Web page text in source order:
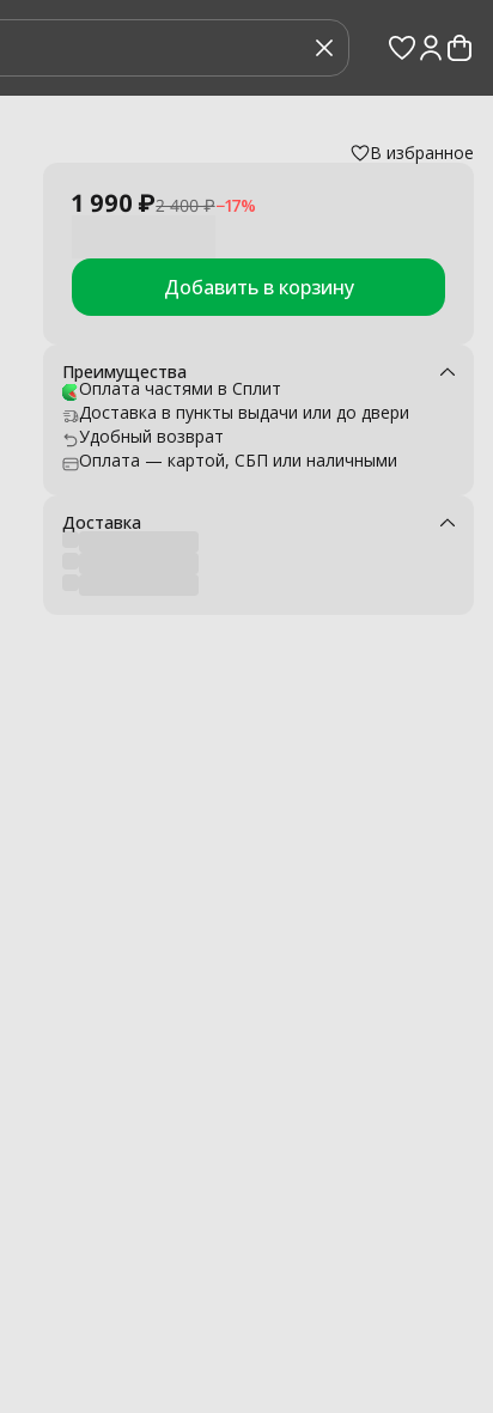
В избранное
1 990 ₽2 400 ₽−17%
Добавить в корзину
Преимущества
Оплата частями в Сплит
Доставка в пункты выдачи или до двери
Удобный возврат
Оплата — картой, СБП или наличными
Доставка